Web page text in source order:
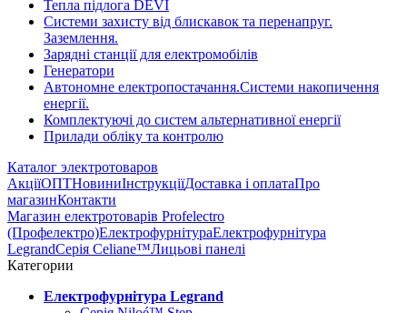
Тепла підлога DEVI
Системи захисту від блискавок та перенапруг.
Заземлення.
Зарядні станції для електромобілів
Генератори
Автономне електропостачання.Системи накопичення
енергії.
Комплектуючі до систем альтернативної енергії
Прилади обліку та контролю
Каталог электротоваров
АкціїОПТНовиниІнструкціїДоставка і оплатаПро
магазинКонтакти
Магазин електротоварів Profelectro
(Профелектро)ЕлектрофурнітураЕлектрофурнітура
LegrandСерія Celiane™Лицьові панелі
Категории
Електрофурнітура Legrand